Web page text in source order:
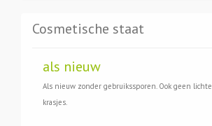
Cosmetische staat
als nieuw
Als nieuw zonder gebruikssporen. Ook geen lichte
krasjes.